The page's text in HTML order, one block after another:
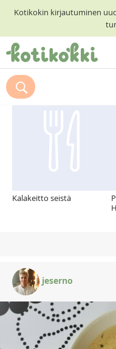
Kotikokin kirjautuminen
ETUSIVU
RESEPTIHAKU
Suosittelemme myös
Kalakeitto seistä
jeserno